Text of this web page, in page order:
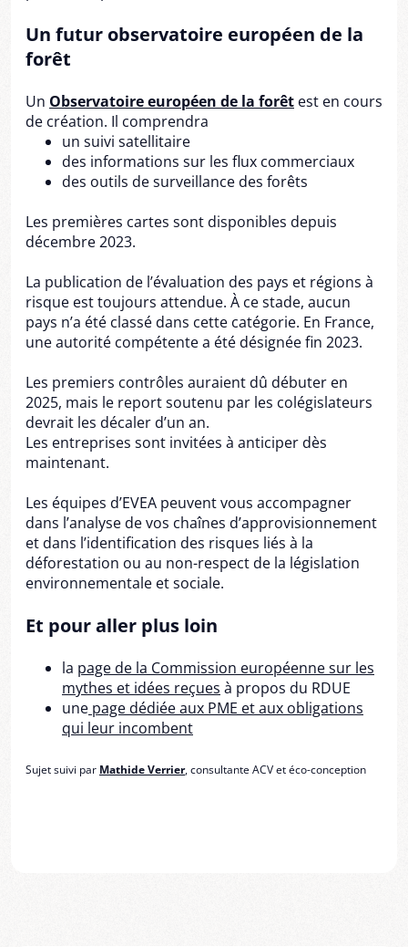
Un futur observatoire européen de la
forêt
Un Observatoire européen de la forêt est en cours
de création. Il comprendra
un suivi satellitaire
des informations sur les flux commerciaux
des outils de surveillance des forêts
Les premières cartes sont disponibles depuis
décembre 2023.
La publication de l’évaluation des pays et régions à
risque est toujours attendue. À ce stade, aucun
pays n’a été classé dans cette catégorie. En France,
une autorité compétente a été désignée fin 2023.
Les premiers contrôles auraient dû débuter en
2025, mais le report soutenu par les colégislateurs
devrait les décaler d’un an.
Les entreprises sont invitées à anticiper dès
maintenant.
Les équipes d’EVEA peuvent vous accompagner
dans l’analyse de vos chaînes d’approvisionnement
et dans l’identification des risques liés à la
déforestation ou au non-respect de la législation
environnementale et sociale.
Et pour aller plus loin
la page de la Commission européenne sur les
mythes et idées reçues à propos du RDUE
une page dédiée aux PME et aux obligations
qui leur incombent
Sujet suivi par Mathide Verrier, consultante ACV et éco-conception